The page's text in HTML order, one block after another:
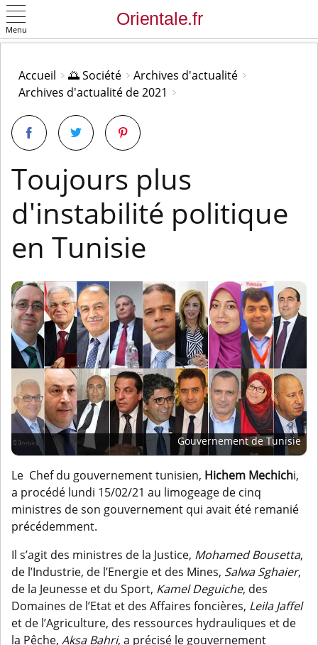
Menu
Accueil 🌅 Société
Archives d'actualité
Archives d'actualité de 2021
Toujours plus
d'instabilité politique
en Tunisie
Gouvernement de Tunisie
Le Chef du gouvernement tunisien, Hichem Mechichi,
a procédé lundi 15/02/21 au limogeage de cinq
ministres de son gouvernement qui avait été remanié
précédemment.
Il s’agit des ministres de la Justice, Mohamed Bousetta,
de l’Industrie, de l’Energie et des Mines, Salwa Sghaier,
de la Jeunesse et du Sport, Kamel Deguiche, des
Domaines de l’Etat et des Affaires foncières, Leila Jaffel
et de l’Agriculture, des ressources hydrauliques et de
la Pêche, Aksa Bahri, a précisé le gouvernement